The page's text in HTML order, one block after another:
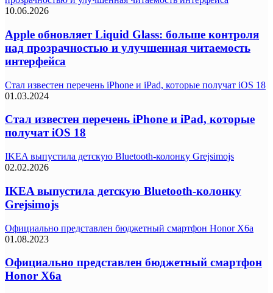
10.06.2026
Apple обновляет Liquid Glass: больше контроля
над прозрачностью и улучшенная читаемость
интерфейса
Стал известен перечень iPhone и iPad, которые получат iOS 18
01.03.2024
Стал известен перечень iPhone и iPad, которые
получат iOS 18
IKEA выпустила детскую Bluetooth-колонку Grejsimojs
02.02.2026
IKEA выпустила детскую Bluetooth-колонку
Grejsimojs
Официально представлен бюджетный смартфон Honor X6a
01.08.2023
Официально представлен бюджетный смартфон
Honor X6a